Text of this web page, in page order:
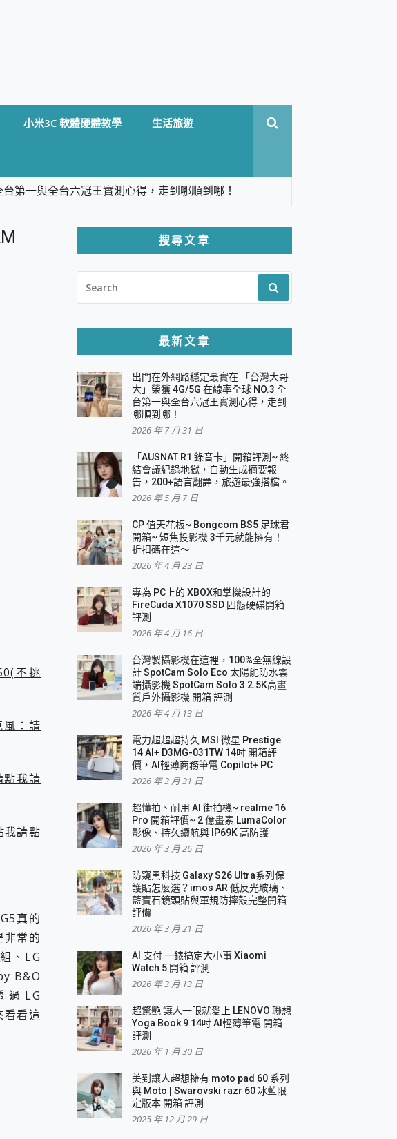
小米3C 軟體硬體教學 生活旅遊
第一與全台六冠王實測心得，走到哪順到哪！
攝影機 SpotCam Solo 3 2.5K高畫質戶外攝影機 開箱 評
輕薄商務筆電 Copilot+ PC
版本 開箱 評測
碟或SD卡
× 年末優惠，一篇全看懂
幻彩膠囊投影機｜結合「 智慧投影 & 煥彩流動 」的沈浸
Mercury X 系列 輕量無線電競滑鼠 開箱 評測
螢幕，多工辦公、爽度滿滿的終極桌面體驗
的手機配件品牌
徵稿活動」好康大放送
吸無線急速行動電源 開箱 評測
評測
Android！
你 300分鐘轉寫
來AGI亞奇雷挑戰任務抽 PS5！
急速行動電源 開箱 評測
優異的安全性與強大供電效能
IPS 輕薄商用智慧聯網螢幕 開箱 評測
M3 3 in 1可攜摺疊無線充電器 開箱 評測
質、通話也很優質
擴充底座 開箱 評測
消除人聲推薦
不出門也可以到處走
微型充電站 開箱 評測
18.0.0 業界最好的資料救援軟體
14 開箱 評測
攝功能最好玩的美拍神機 vivo V30 Pro
測
動電源 開箱 評測
起
駐大巨蛋萬人盛典
不挑
：請
我請
我請點
真的
非常的
、LG
B&O
過LG
看這
搜尋文章
FOR:
最新文章
出門在外網路穩定最實在 「台灣大哥
大」榮獲 4G/5G 在線率全球 NO.3 全
台第一與全台六冠王實測心得，走到
哪順到哪！
2026 年 7 月 31 日
「AUSNAT R1 錄音卡」開箱評測~ 終
結會議紀錄地獄，自動生成摘要報
告，200+語言翻譯，旅遊最強搭檔。
2026 年 5 月 7 日
CP 值天花板~ Bongcom BS5 足球君
開箱~ 短焦投影機 3千元就能擁有！
折扣碼在這～
2026 年 4 月 23 日
專為 PC上的 XBOX和掌機設計的
FireCuda X1070 SSD 固態硬碟開箱
評測
2026 年 4 月 16 日
台灣製攝影機在這裡，100%全無線設
計 SpotCam Solo Eco 太陽能防水雲
端攝影機 SpotCam Solo 3 2.5K高畫
質戶外攝影機 開箱 評測
2026 年 4 月 13 日
電力超超超持久 MSI 微星 Prestige
14 AI+ D3MG-031TW 14吋 開箱評
價，AI輕薄商務筆電 Copilot+ PC
2026 年 3 月 31 日
超懂拍、耐用 AI 街拍機~ realme 16
Pro 開箱評價~ 2 億畫素 LumaColor
影像、持久續航與 IP69K 高防護
2026 年 3 月 26 日
防窺黑科技 Galaxy S26 Ultra系列保
護貼怎麼選？imos AR 低反光玻璃、
藍寶石鏡頭貼與軍規防摔殼完整開箱
評價
2026 年 3 月 21 日
AI 支付 一錶搞定大小事 Xiaomi
Watch 5 開箱 評測
2026 年 3 月 13 日
超驚艷 讓人一眼就愛上 LENOVO 聯想
Yoga Book 9 14吋 AI輕薄筆電 開箱
評測
2026 年 1 月 30 日
美到讓人超想擁有 moto pad 60 系列
與 Moto | Swarovski razr 60 冰藍限
定版本 開箱 評測
2025 年 12 月 29 日